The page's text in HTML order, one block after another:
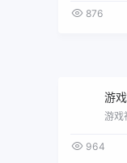
876
游
964